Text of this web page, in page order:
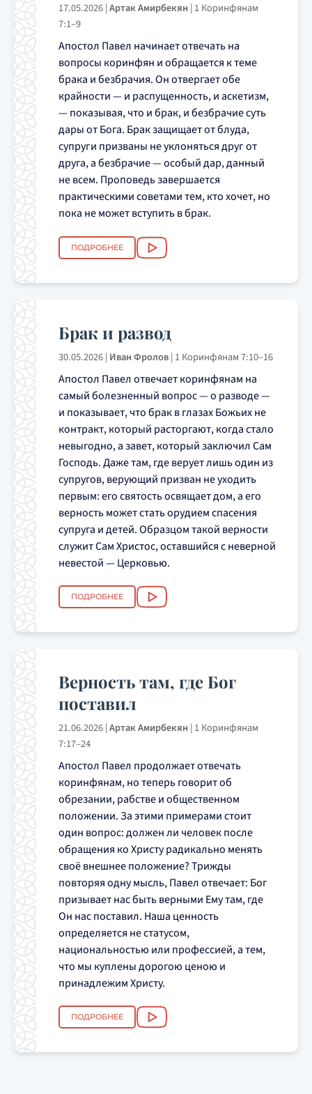
17.05.2026|Артак Амирбекян|1 Коринфянам
7:1–9
Апостол Павел начинает отвечать на
вопросы коринфян и обращается к теме
брака и безбрачия. Он отвергает обе
крайности — и распущенность, и аскетизм,
— показывая, что и брак, и безбрачие суть
дары от Бога. Брак защищает от блуда,
супруги призваны не уклоняться друг от
друга, а безбрачие — особый дар, данный
не всем. Проповедь завершается
практическими советами тем, кто хочет, но
пока не может вступить в брак.
ПОДРОБНЕЕ
Брак и развод
30.05.2026|Иван Фролов|1 Коринфянам 7:10–16
Апостол Павел отвечает коринфянам на
самый болезненный вопрос — о разводе —
и показывает, что брак в глазах Божьих не
контракт, который расторгают, когда стало
невыгодно, а завет, который заключил Сам
Господь. Даже там, где верует лишь один из
супругов, верующий призван не уходить
первым: его святость освящает дом, а его
верность может стать орудием спасения
супруга и детей. Образцом такой верности
служит Сам Христос, оставшийся с неверной
невестой — Церковью.
ПОДРОБНЕЕ
Верность там, где Бог
поставил
21.06.2026|Артак Амирбекян|1 Коринфянам
7:17–24
Апостол Павел продолжает отвечать
коринфянам, но теперь говорит об
обрезании, рабстве и общественном
положении. За этими примерами стоит
один вопрос: должен ли человек после
обращения ко Христу радикально менять
своё внешнее положение? Трижды
повторяя одну мысль, Павел отвечает: Бог
призывает нас быть верными Ему там, где
Он нас поставил. Наша ценность
определяется не статусом,
национальностью или профессией, а тем,
что мы куплены дорогою ценою и
принадлежим Христу.
ПОДРОБНЕЕ